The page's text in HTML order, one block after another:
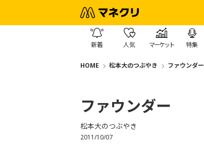
新着 人気 マーケット 特集
HOME 松本大のつぶやき ファウンダー
ファウンダー
松本大のつぶやき
2011/10/07